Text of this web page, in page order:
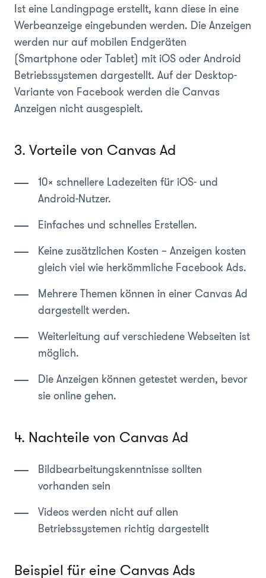
Ist eine Landingpage erstellt, kann diese in eine
Werbeanzeige eingebunden werden. Die Anzeigen
werden nur auf mobilen Endgeräten
(Smartphone oder Tablet) mit iOS oder Android
Betriebssystemen dargestellt. Auf der Desktop-
Variante von Facebook werden die Canvas
Anzeigen nicht ausgespielt.
3. Vorteile von Canvas Ad
10x schnellere Ladezeiten für iOS- und
Android-Nutzer.
Einfaches und schnelles Erstellen.
Keine zusätzlichen Kosten – Anzeigen kosten
gleich viel wie herkömmliche Facebook Ads.
Mehrere Themen können in einer Canvas Ad
dargestellt werden.
Weiterleitung auf verschiedene Webseiten ist
möglich.
Die Anzeigen können getestet werden, bevor
sie online gehen.
4. Nachteile von Canvas Ad
Bildbearbeitungskenntnisse sollten
vorhanden sein
Videos werden nicht auf allen
Betriebssystemen richtig dargestellt
Beispiel für eine Canvas Ads